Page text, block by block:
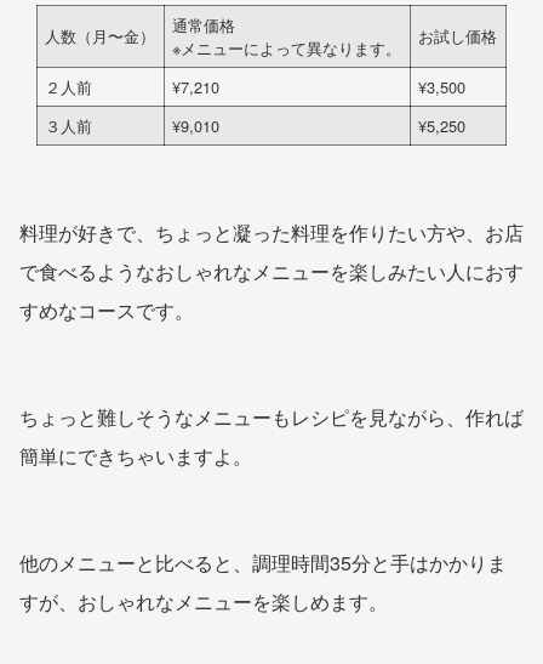
人数（月〜金）
通常価格
※メニューによって異なります。
お試し価格
２人前 ¥7,210
¥3,500
３人前
¥9,010 ¥5,250
料理が好きで、ちょっと凝った料理を作りたい方や、お店
で食べるようなおしゃれなメニューを楽しみたい人におす
すめなコースです。
ちょっと難しそうなメニューもレシピを見ながら、作れば
簡単にできちゃいますよ。
他のメニューと比べると、調理時間35分と手はかかりま
すが、おしゃれなメニューを楽しめます。